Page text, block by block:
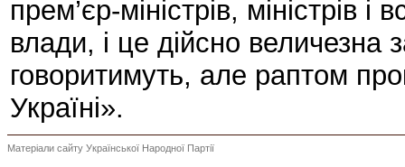
прем’єр-міністрів, міністрів і
влади, і це дійсно величезна
говоритимуть, але раптом
Україні».
Матеріали сайту Української Народної Партії